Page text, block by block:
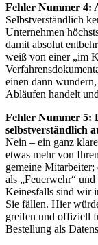
Fehler Nummer 4:
Selbstverständlich
Unternehmen
damit absolut
weiß von einer „im
einen dann
Abläufen handelt
Fehler Nummer 5:
selbstverständlich
Nein – ein ganz
etwas mehr von
gemeine
als „Feuerwehr“
Keinesfalls sind wir
Sie fällen. Hier
greifen und offiziell
Bestellung als